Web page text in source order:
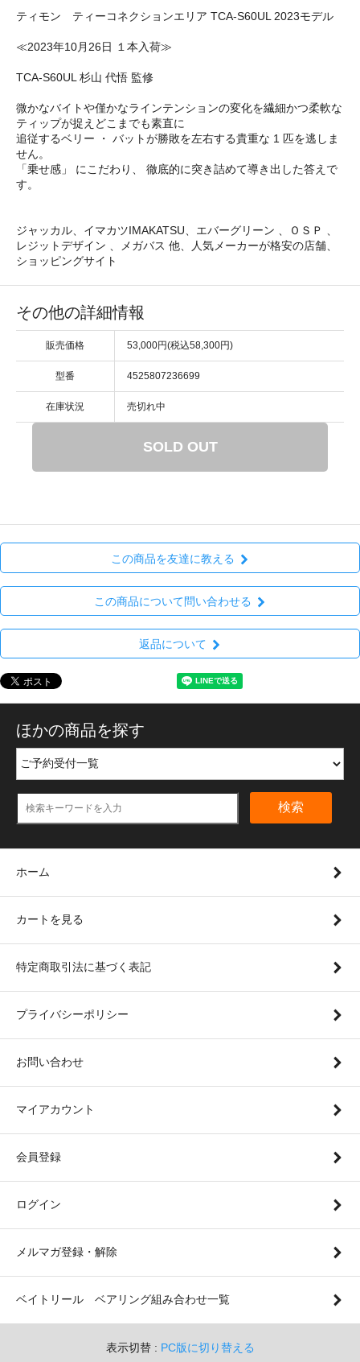
ティモン ティーコネクションエリア TCA-S60UL 2023モデル
≪2023年10月26日 １本入荷≫
TCA-S60UL 杉山 代悟 監修
微かなバイトや僅かなラインテンションの変化を繊細かつ柔軟な
ティップが捉えどこまでも素直に
追従するベリー ・ バットが勝敗を左右する貴重な 1 匹を逃しま
せん。
「乗せ感」 にこだわり、 徹底的に突き詰めて導き出した答えで
す。
ジャッカル、イマカツIMAKATSU、エバーグリーン 、ＯＳＰ 、
レジットデザイン 、メガバス 他、人気メーカーが格安の店舗、
ショッピングサイト
その他の詳細情報
販売価格 53,000円(税込58,300円)
型番 4525807236699
在庫状況 売切れ中
SOLD OUT
この商品を友達に教える
この商品について問い合わせる
返品について
ほかの商品を探す
検索
ホーム
カートを見る
特定商取引法に基づく表記
プライバシーポリシー
お問い合わせ
マイアカウント
会員登録
ログイン
メルマガ登録・解除
ベイトリール ベアリング組み合わせ一覧
表示切替 : PC版に切り替える